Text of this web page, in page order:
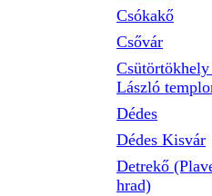
Csókakő
Csővár
Csütörtökhely
László
Dédes
Dédes Kisvár
Detrekő
hrad)